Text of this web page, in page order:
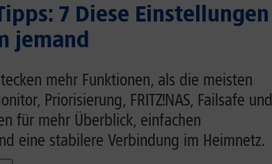
7 Diese Einstellungen
jemand
mehr Funktionen, als die meisten
Priorisierung, FRITZ!NAS, Failsafe und
für mehr Überblick, einfachen
eine stabilere Verbindung im Heimnetz.